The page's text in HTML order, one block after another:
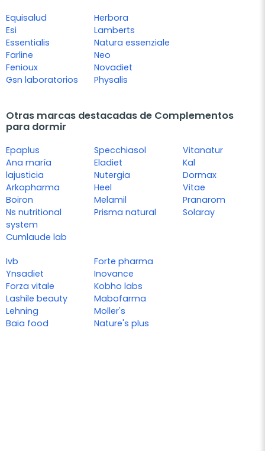
Equisalud
Esi
Essentialis
Farline
Fenioux
Gsn laboratorios
Herbora
Lamberts
Natura essenziale
Neo
Novadiet
Physalis
Otras marcas destacadas de Complementos
para dormir
Epaplus
Ana maría
lajusticia
Arkopharma
Boiron
Ns nutritional
system
Cumlaude lab
Specchiasol
Eladiet
Nutergia
Heel
Melamil
Prisma natural
Vitanatur
Kal
Dormax
Vitae
Pranarom
Solaray
Ivb
Ynsadiet
Forza vitale
Lashile beauty
Lehning
Baia food
Forte pharma
Inovance
Kobho labs
Mabofarma
Moller's
Nature's plus